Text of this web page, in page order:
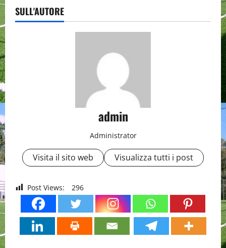
SULL'AUTORE
admin
Administrator
Visita il sito web Visualizza tutti i post
Post Views: 296